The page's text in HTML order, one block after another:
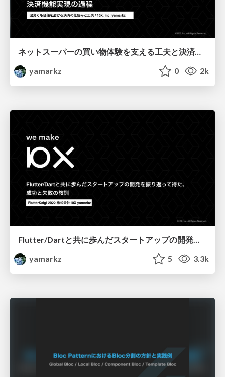
ネットスーパーの買い物体験を支える工夫と決済機能実現の過程
yamarkz
0 2k
yamarkz
5 3.3k